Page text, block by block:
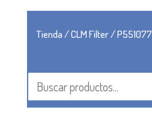
Tienda/CLM Filter/ P551077